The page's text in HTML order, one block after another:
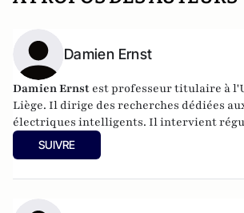
Damien Ernst
Damien Ernst est professeur titulaire à
Liège. Il dirige des recherches dédiées
électriques intelligents. Il intervient
les médias sur les sujets liés à l'énergie.
SUIVRE